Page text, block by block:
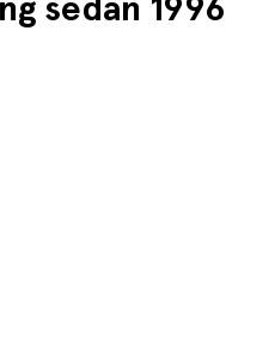
sedan 1996